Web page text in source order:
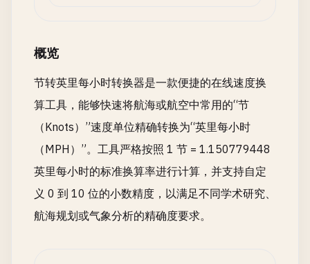
概览
节转英里每小时转换器是一款便捷的在线速度换
算工具，能够快速将航海或航空中常用的“节
（Knots）”速度单位精确转换为“英里每小时
（MPH）”。工具严格按照 1 节 = 1.150779448
英里每小时的标准换算率进行计算，并支持自定
义 0 到 10 位的小数精度，以满足不同学术研究、
航海规划或气象分析的精确度要求。